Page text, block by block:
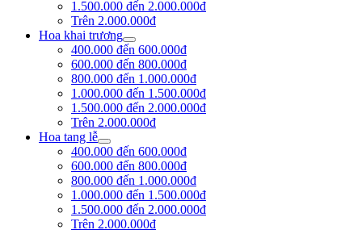
1.500.000 đến 2.000.000đ
Trên 2.000.000đ
Hoa khai trương
400.000 đến 600.000đ
600.000 đến 800.000đ
800.000 đến 1.000.000đ
1.000.000 đến 1.500.000đ
1.500.000 đến 2.000.000đ
Trên 2.000.000đ
Hoa tang lễ
400.000 đến 600.000đ
600.000 đến 800.000đ
800.000 đến 1.000.000đ
1.000.000 đến 1.500.000đ
1.500.000 đến 2.000.000đ
Trên 2.000.000đ